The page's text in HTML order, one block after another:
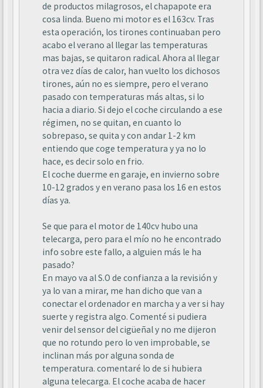
de productos milagrosos, el chapapote era
cosa linda. Bueno mi motor es el 163cv. Tras
esta operación, los tirones continuaban pero
acabo el verano al llegar las temperaturas
mas bajas, se quitaron radical. Ahora al llegar
otra vez días de calor, han vuelto los dichosos
tirones, aún no es siempre, pero el verano
pasado con temperaturas más altas, si lo
hacia a diario. Si dejo el coche circulando a ese
régimen, no se quitan, en cuanto lo
sobrepaso, se quita y con andar 1-2 km
entiendo que coge temperatura y ya no lo
hace, es decir solo en frio.
El coche duerme en garaje, en invierno sobre
10-12 grados y en verano pasa los 16 en estos
días ya.
Se que para el motor de 140cv hubo una
telecarga, pero para el mío no he encontrado
info sobre este fallo, a alguien más le ha
pasado?
En mayo va al S.O de confianza a la revisión y
ya lo van a mirar, me han dicho que van a
conectar el ordenador en marcha y a ver si hay
suerte y registra algo. Comenté si pudiera
venir del sensor del cigüeñal y no me dijeron
que no rotundo pero lo ven improbable, se
inclinan más por alguna sonda de
temperatura. comentaré lo de si hubiera
alguna telecarga. El coche acaba de hacer